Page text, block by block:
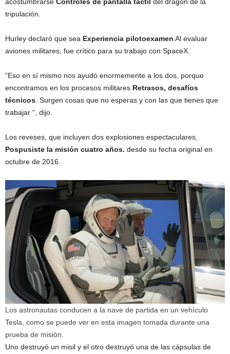
acostumbrarse Controles de pantalla táctil del dragón de la
tripulación.
Hurley declaró que sea Experiencia pilotoexamen Al evaluar
aviones militares, fue crítico para su trabajo con SpaceX.
“Eso en sí mismo nos ayudó enormemente a los dos, porque
encontramos en los procesos militares Retrasos, desafíos
técnicos. Surgen cosas que no esperas y con las que tienes que
trabajar “, dijo.
Los reveses, que incluyen dos explosiones espectaculares,
Pospusiste la misión cuatro años. desde su fecha original en
octubre de 2016.
Los astronautas conducen a la nave de partida en un vehículo
Tesla, como se puede ver en esta imagen tomada durante una
prueba de misión.
Uno destruyó un misil y el otro destruyó una de las cápsulas de